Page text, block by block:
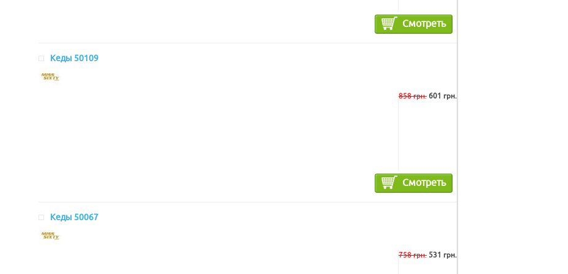
Смотреть
Кеды 50109
858 грн.601 грн.
Смотреть
Кеды 50067
758 грн. 531 грн.